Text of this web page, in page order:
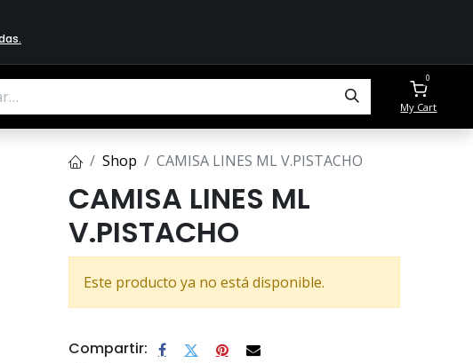
.
0
My Cart
Shop CAMISA LINES ML V.PISTACHO
CAMISA LINES ML
V.PISTACHO
Este producto ya no está disponible.
Compartir: